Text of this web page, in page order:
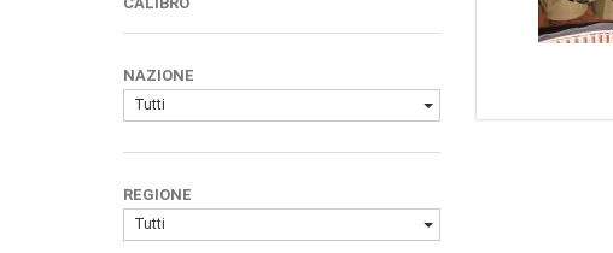
NAZIONE
Tutti
REGIONE
Tutti